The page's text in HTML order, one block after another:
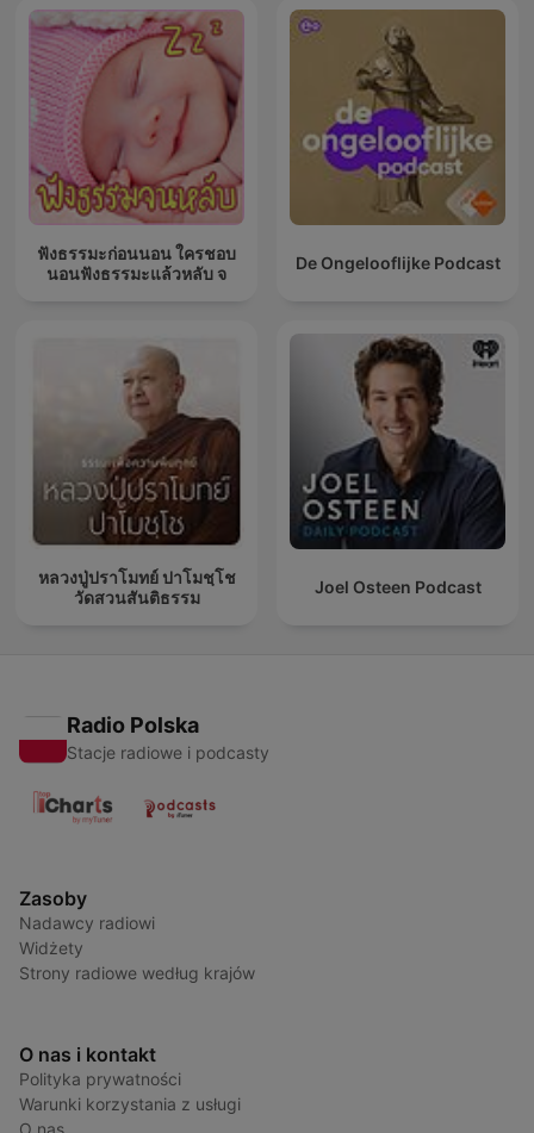
ฟังธรรมะก่อนนอน ใครชอบ
นอนฟังธรรมะแล้วหลับ จ
De Ongelooflijke Podcast
หลวงปู่ปราโมทย์ ปาโมชฺโช
วัดสวนสันติธรรม
Joel Osteen Podcast
Radio Polska
Stacje radiowe i podcasty
Zasoby
Nadawcy radiowi
Widżety
Strony radiowe według krajów
O nas i kontakt
Polityka prywatności
Warunki korzystania z usługi